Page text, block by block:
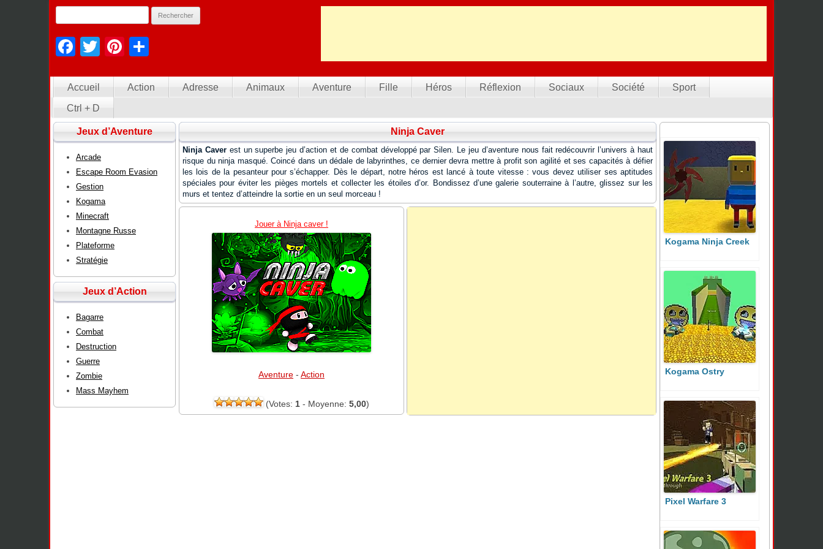
Facebook
TwitterPinterest
Accueil Action Adresse Animaux Aventure Fille Héros Réflexion Sociaux Société
Sport
Ctrl + D
Ninja Caver
Ninja Caverest un superbe jeu d’action et de combat développé par Silen. Le jeu d’aventure nous fait redécouvrir l’univers à haut
risque du ninja masqué. Coincé dans un dédale de labyrinthes, ce dernier devra mettre à profit son agilité et ses capacités à défier
les lois de la pesanteur pour s’échapper. Dès le départ, notre héros est lancé à toute vitesse : vous devez utiliser ses aptitudes
spéciales pour éviter les pièges mortels et collecter les étoiles d’or. Bondissez d’une galerie souterraine à l’autre, glissez sur les
murs et tentez d’atteindre la sortie en un seul morceau !
Jouer à Ninja caver !
Aventure - Action
(Votes: 1- Moyenne: 5,00)
Kogama Ninja Creek
Kogama Ostry
Pixel Warfare 3
Jeux d’Aventure
Arcade
Escape Room Evasion
Gestion
Kogama
Minecraft
Montagne Russe
Plateforme
Stratégie
Jeux d’Action
Bagarre
Combat
Destruction
Guerre
Zombie
Mass Mayhem